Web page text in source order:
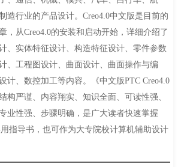
造行业的产品设计。Creo4.0中文版是目前的
，从Creo4.0的安装和启动开始，详细介绍了
、实体特征设计、构造特征设计、零件参数
、工程图设计、曲面设计、曲面操作与编
计、数控加工等内容。《中文版PTC Creo4.0
构严谨、内容翔实、知识全面、可读性强、
业性强、步骤明确，是广大读者快速掌握
指导书，也可作为大专院校计算机辅助设计